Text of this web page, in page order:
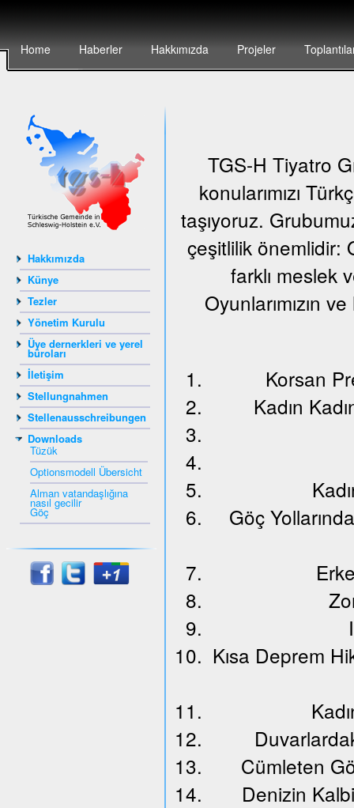
Home Haberler Hakkımızda Projeler
Hakkımızda
Künye
Tezler
Yönetim Kurulu
Üye dernerkleri ve yerel
büroları
İletişim
Stellungnahmen
Stellenausschreibungen
Downloads
Tüzük
Optionsmodell Übersicht
Alman vatandaşlığına
nasıl gecilir
Göç
TGS-H Tiyatro
konularımızı
taşıyoruz.
çeşitlilik önemlidir:
farklı meslek
Oyunlarımızın
Korsan
Kadın
Göç
Kısa Deprem
Cümleten
Denizin